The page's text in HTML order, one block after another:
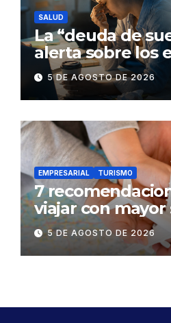
SALUD
La “deuda de
alerta sobre los
dormir mal en la
mental
5 DE AGOSTO DE 2026
EMPRESARIAL TURISMO
7
viajar con
dentro y fuera
5 DE AGOSTO DE 2026